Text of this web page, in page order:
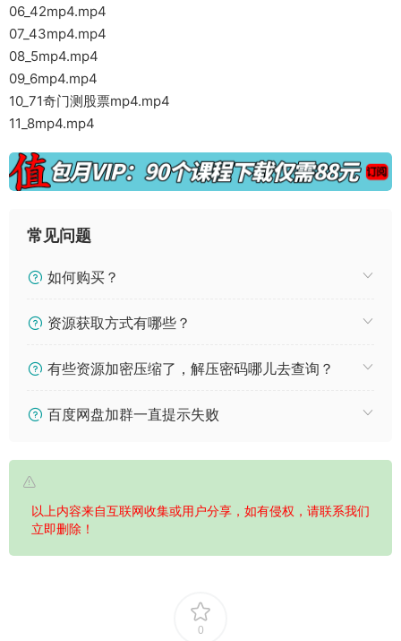
06_42mp4.mp4
07_43mp4.mp4
08_5mp4.mp4
09_6mp4.mp4
10_71奇门测股票mp4.mp4
11_8mp4.mp4
常见问题
如何购买？
资源获取方式有哪些？
有些资源加密压缩了，解压密码哪儿去查询？
百度网盘加群一直提示失败
以上内容来自互联网收集或用户分享，如有侵权，请联系我们
立即删除！
0